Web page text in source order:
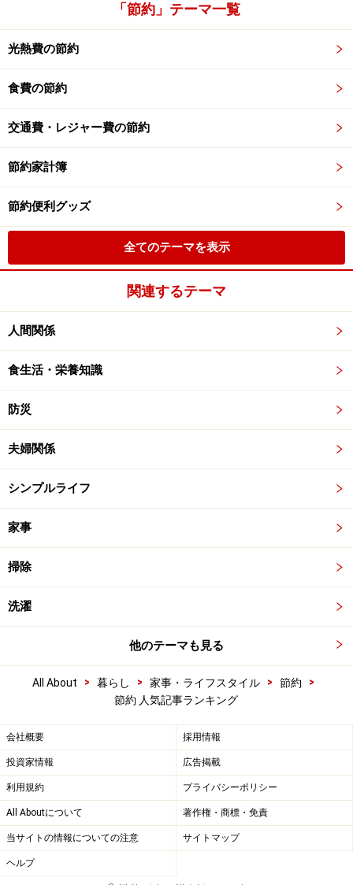
「節約」テーマ一覧
光熱費の節約
食費の節約
交通費・レジャー費の節約
節約家計簿
節約便利グッズ
全てのテーマを表示
関連するテーマ
人間関係
食生活・栄養知識
防災
夫婦関係
シンプルライフ
家事
掃除
洗濯
他のテーマも見る
All About > 暮らし > 家事・ライフスタイル > 節約
>
節約 人気記事ランキング
会社概要 採用情報
投資家情報 広告掲載
利用規約 プライバシーポリシー
All Aboutについて 著作権・商標・免責
当サイトの情報についての注意 サイトマップ
ヘルプ